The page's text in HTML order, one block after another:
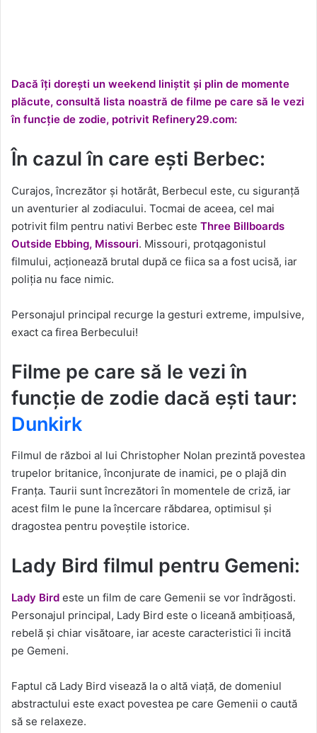
Dacă îți dorești un weekend liniștit și plin de momente
plăcute, consultă lista noastră de filme pe care să le vezi
în funcție de zodie, potrivit Refinery29.com:
În cazul în care ești Berbec:
Curajos, încrezător și hotărât, Berbecul este, cu siguranță
un aventurier al zodiacului. Tocmai de aceea, cel mai
potrivit film pentru nativi Berbec este Three Billboards
Outside Ebbing, Missouri. Missouri, protqagonistul
filmului, acționează brutal după ce fiica sa a fost ucisă, iar
poliția nu face nimic.
Personajul principal recurge la gesturi extreme, impulsive,
exact ca firea Berbecului!
Filme pe care să le vezi în
funcție de zodie dacă ești taur:
Dunkirk
Filmul de război al lui Christopher Nolan prezintă povestea
trupelor britanice, înconjurate de inamici, pe o plajă din
Franța. Taurii sunt încrezători în momentele de criză, iar
acest film le pune la încercare răbdarea, optimisul și
dragostea pentru poveștile istorice.
Lady Bird filmul pentru Gemeni:
Lady Bird este un film de care Gemenii se vor îndrăgosti.
Personajul principal, Lady Bird este o liceană ambițioasă,
rebelă și chiar visătoare, iar aceste caracteristici îi incită
pe Gemeni.
Faptul că Lady Bird visează la o altă viață, de domeniul
abstractului este exact povestea pe care Gemenii o caută
să se relaxeze.